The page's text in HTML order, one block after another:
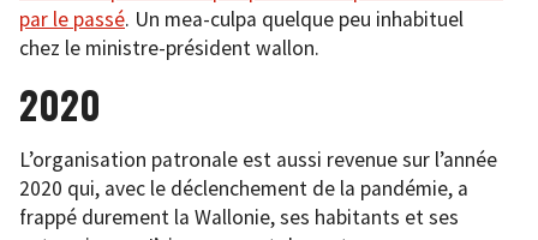
par le passé. Un mea-culpa quelque peu inhabituel
chez le ministre-président wallon.
2020
L’organisation patronale est aussi revenue sur l’année
2020 qui, avec le déclenchement de la pandémie, a
frappé durement la Wallonie, ses habitants et ses